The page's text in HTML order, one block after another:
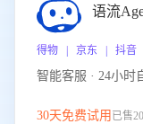
语流
得物 | 京东 | 抖音
智能客服 · 24小时
30天免费试用 已售